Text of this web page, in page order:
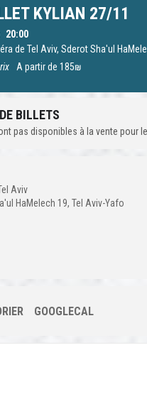
KYLIAN 27/11
20:00
de Tel Aviv, Sderot Sha'ul
A partir de 185₪
BILLETS
pas disponibles à la vente pour
Aviv
HaMelech 19, Tel Aviv-Yafo
GOOGLECAL